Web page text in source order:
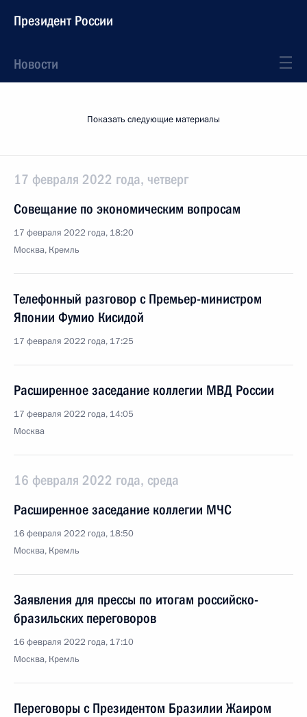
Президент России
Новости
Показать следующие материалы
17 февраля 2022 года, четверг
Совещание по экономическим вопросам
17 февраля 2022 года, 18:20
Москва, Кремль
Телефонный разговор с Премьер-министром
Японии Фумио Кисидой
17 февраля 2022 года, 17:25
Расширенное заседание коллегии МВД России
17 февраля 2022 года, 14:05
Москва
16 февраля 2022 года, среда
Расширенное заседание коллегии МЧС
16 февраля 2022 года, 18:50
Москва, Кремль
Заявления для прессы по итогам российско-
бразильских переговоров
16 февраля 2022 года, 17:10
Москва, Кремль
Переговоры с Президентом Бразилии Жаиром